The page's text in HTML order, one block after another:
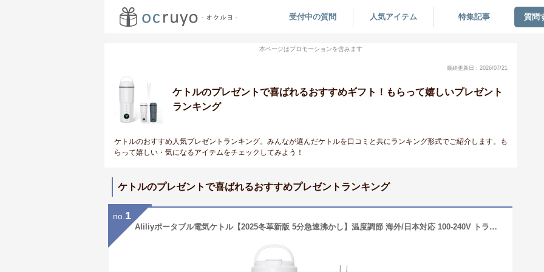
受付中の質問 人気アイテム 特集記事 質問
本ページはプロモーションを含みます
最終更新日：2026/07/21
ケトルのプレゼントで喜ばれるおすすめギフト！もらって嬉しいプレゼント
ランキング
ケトルのおすすめ人気プレゼントランキング。みんなが選んだケトルを口コミと共にランキング形式でご紹介します。も
らって嬉しい・気になるアイテムをチェックしてみよう！
ケトルのプレゼントで喜ばれるおすすめプレゼントランキング
no. 1
Aliliyポータブル電気ケトル【2025冬革新版 5分急速沸かし】温度調節 海外/日本対応 100-240V トラベルケトル 400ML 小型 携帯 300W 湯沸かしケトル 保温 キャンプ・宿泊・トラベル・出張・車中泊・オフィス対応 持ち運びケトル ポータブル 電気ポット お湯・コーヒー・お茶・粉ミルク 一人用 ステンレス ギフト 二重構造 空焚き防止 PSE認証済み 2年保証 (ホワイト)